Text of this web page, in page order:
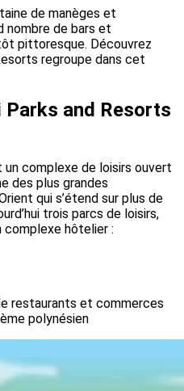
de manèges et
nombre de bars et
pittoresque. Découvrez
regroupe dans cet
Parks and Resorts
un complexe de loisirs ouvert
des plus grandes
qui s’étend sur plus de
trois parcs de loisirs,
complexe hôtelier :
restaurants et commerces
polynésien